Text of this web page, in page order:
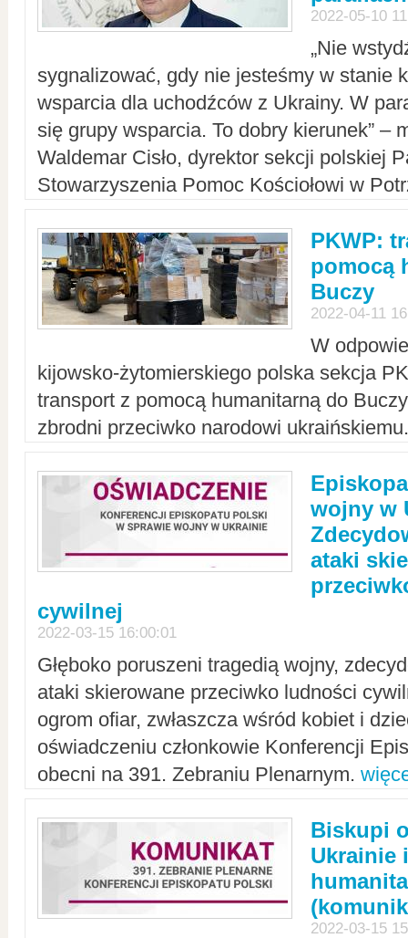
2022-05-10
„Nie
sygnalizować, gdy nie jesteśmy w stanie
wsparcia dla uchodźców z Ukrainy. W
się grupy wsparcia. To dobry kierunek” –
Waldemar Cisło, dyrektor sekcji polskiej
Stowarzyszenia Pomoc Kościołowi w
PKWP:
pomocą
Buczy
2022-04-11
W
kijowsko-żytomierskiego polska sekcja
transport z pomocą humanitarną do
zbrodni przeciwko narodowi
wojny w
ataki
cywilnej
2022-03-15 16:00:01
Głęboko poruszeni tragedią wojny,
ataki skierowane przeciwko ludności
ogrom ofiar, zwłaszcza wśród kobiet i
oświadczeniu członkowie Konferencji
obecni na 391. Zebraniu Plenarnym.
Biskupi
Ukrainie
2022-03-15